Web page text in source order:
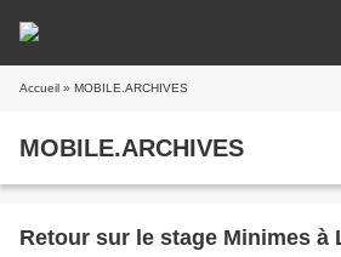
Accueil » MOBILE.ARCHIVES
MOBILE.ARCHIVES
Retour sur le stage Minimes à